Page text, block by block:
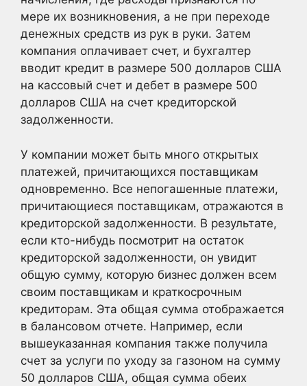
мере их возникновения, а не при переходе
денежных средств из рук в руки. Затем
компания оплачивает счет, и бухгалтер
вводит кредит в размере 500 долларов США
на кассовый счет и дебет в размере 500
долларов США на счет кредиторской
задолженности.
У компании может быть много открытых
платежей, причитающихся поставщикам
одновременно. Все непогашенные платежи,
причитающиеся поставщикам, отражаются в
кредиторской задолженности. В результате,
если кто-нибудь посмотрит на остаток
кредиторской задолженности, он увидит
общую сумму, которую бизнес должен всем
своим поставщикам и краткосрочным
кредиторам. Эта общая сумма отображается
в балансовом отчете. Например, если
вышеуказанная компания также получила
счет за услуги по уходу за газоном на сумму
50 долларов США, общая сумма обеих